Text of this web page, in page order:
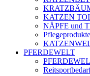
KATZEN
NÄPFE und
PFERDEWELT